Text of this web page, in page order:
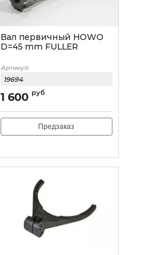
Вал первичный HOWO
D=45 mm FULLER
Артикул:
19694
1 600 руб
Предзаказ